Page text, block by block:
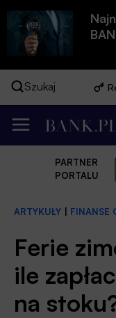
Szukaj
PARTNER
PORTALU
ARTYKUŁY FINANSE
Ferie
ile
na